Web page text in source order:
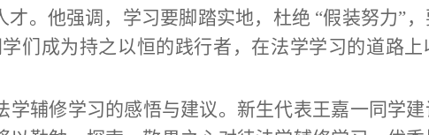
。他强调，学习要脚踏实地，杜绝 “假装努力”
们成为持之以恒的践行者，在法学学习的道路
辅修学习的感悟与建议。新生代表王嘉一同学